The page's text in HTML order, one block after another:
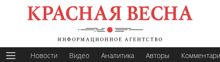
Новости Видео Аналитика Авторы